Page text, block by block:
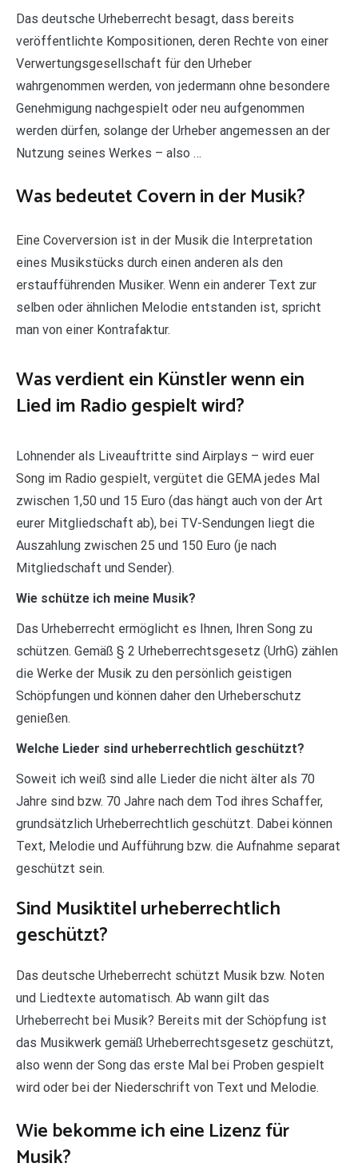
Das deutsche Urheberrecht besagt, dass bereits
veröffentlichte Kompositionen, deren Rechte von einer
Verwertungsgesellschaft für den Urheber
wahrgenommen werden, von jedermann ohne besondere
Genehmigung nachgespielt oder neu aufgenommen
werden dürfen, solange der Urheber angemessen an der
Nutzung seines Werkes – also …
Was bedeutet Covern in der Musik?
Eine Coverversion ist in der Musik die Interpretation
eines Musikstücks durch einen anderen als den
erstaufführenden Musiker. Wenn ein anderer Text zur
selben oder ähnlichen Melodie entstanden ist, spricht
man von einer Kontrafaktur.
Was verdient ein Künstler wenn ein
Lied im Radio gespielt wird?
Lohnender als Liveauftritte sind Airplays – wird euer
Song im Radio gespielt, vergütet die GEMA jedes Mal
zwischen 1,50 und 15 Euro (das hängt auch von der Art
eurer Mitgliedschaft ab), bei TV-Sendungen liegt die
Auszahlung zwischen 25 und 150 Euro (je nach
Mitgliedschaft und Sender).
Wie schütze ich meine Musik?
Das Urheberrecht ermöglicht es Ihnen, Ihren Song zu
schützen. Gemäß § 2 Urheberrechtsgesetz (UrhG) zählen
die Werke der Musik zu den persönlich geistigen
Schöpfungen und können daher den Urheberschutz
genießen.
Welche Lieder sind urheberrechtlich geschützt?
Soweit ich weiß sind alle Lieder die nicht älter als 70
Jahre sind bzw. 70 Jahre nach dem Tod ihres Schaffer,
grundsätzlich Urheberrechtlich geschützt. Dabei können
Text, Melodie und Aufführung bzw. die Aufnahme separat
geschützt sein.
Sind Musiktitel urheberrechtlich
geschützt?
Das deutsche Urheberrecht schützt Musik bzw. Noten
und Liedtexte automatisch. Ab wann gilt das
Urheberrecht bei Musik? Bereits mit der Schöpfung ist
das Musikwerk gemäß Urheberrechtsgesetz geschützt,
also wenn der Song das erste Mal bei Proben gespielt
wird oder bei der Niederschrift von Text und Melodie.
Wie bekomme ich eine Lizenz für
Musik?